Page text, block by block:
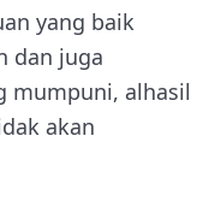
yang baik
dan juga
mumpuni, alhasil
akan